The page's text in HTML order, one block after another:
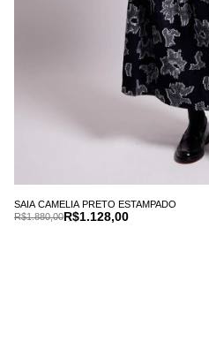
SAIA CAMELIA PRETO ESTAMPADO
R$1.128,00
R$1.880,00